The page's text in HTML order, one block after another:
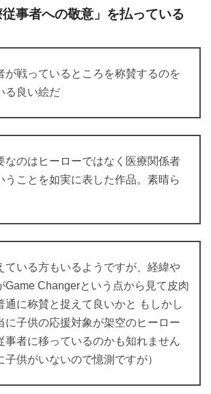
事者への敬意」を払っている
が戦っているところを称賛するのを
る良い絵だ
なのはヒーローではなく医療関係者
うことを如実に表した作品。素晴ら
ている方もいるようですが、経緯や
Game Changerという点から見て皮肉
通に称賛と捉えて良いかと もしかし
に子供の応援対象が架空のヒーロー
事者に移っているのかも知れません
子供がいないので憶測ですが）